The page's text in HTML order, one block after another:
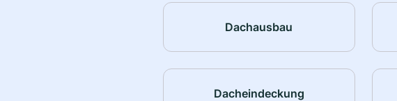
Dachausbau
Dacheindeckung